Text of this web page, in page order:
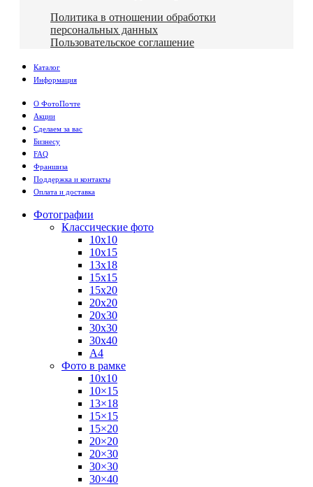
Политика в отношении обработки
персональных данных
Пользовательское соглашение
Каталог
Информация
О ФотоПочте
Акции
Сделаем за вас
Бизнесу
FAQ
Франшиза
Поддержка и контакты
Оплата и доставка
Фотографии
Классические фото
10х10
10х15
13х18
15х15
15х20
20х20
20х30
30х30
30х40
А4
Фото в рамке
10х10
10×15
13×18
15×15
15×20
20×20
20×30
30×30
30×40